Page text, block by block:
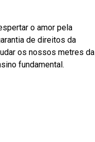
o amor pela
de direitos da
os nossos metres da
fundamental.